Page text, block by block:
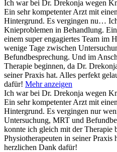
Ich war bei Dr. Drekonja wegen
Ein sehr kompetenter Arzt mit
Hintergrund. Es vergingen nu…
Knieproblemen in Behandlung.
einem super engagiertes Team im
wenige Tage zwischen
Befundbesprechung. Und im
Therapie beginnen, da Dr.
seiner Praxis hat. Alles perfekt
dafür! Mehr anzeigen
Ich war bei Dr. Drekonja wegen
Ein sehr kompetenter Arzt mit
Hintergrund. Es vergingen nur
Untersuchung, MRT und
konnte ich gleich mit der Therapie
Physiotherapeuten in seiner
herzlichen Dank dafür!